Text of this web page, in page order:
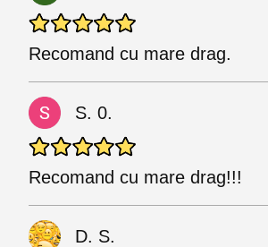
Recomand cu mare drag.
S. 0.
Recomand cu mare drag!!!
D. S.